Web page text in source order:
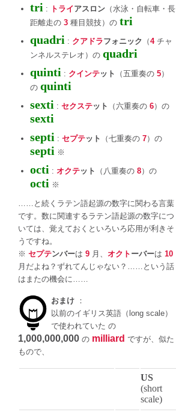
tri : トライアスロン （水泳・自転車・長
距離走の 3 種目競技）の tri
quadri : クアドラフォニック （4チャ
ンネルステレオ）の quadri
quinti : クインテット （五重奏の 5）
の quinti
sexti : セクステット （六重奏の 6）の
sexti
septi : セプテット （七重奏の 7）の
septi ※
octi : オクテット （八重奏の 8）の
octi ※
……と続くラテン語起源の数字に関わる言葉
です。数に関連するラテン語起源の数字につ
いては、覚えておくといろいろ応用が利きそ
うですね。
※ セプテンバーは 9 月、 オクト ーバーは 10
月だよね？ずれてんじゃない？……という話
はまたの機会に……
おまけ ：
以前のイギリス英語（long scale）
で使われていた の
1,000,000,000 の milliard ですが、似た
もので、
US
(short
scale)